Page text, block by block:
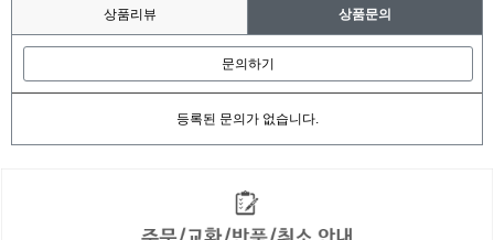
상품리뷰 상품문의
문의하기
등록된 문의가 없습니다.